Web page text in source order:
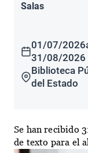
Salas
01/07/2026
31/08/2026
Biblioteca
del Estado
Se han recibido
de texto para el